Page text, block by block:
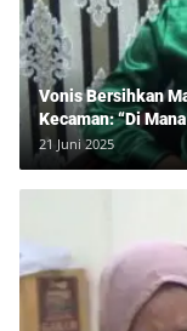
Vonis Bersihkan
Kecaman: “Di
21 Juni 2025